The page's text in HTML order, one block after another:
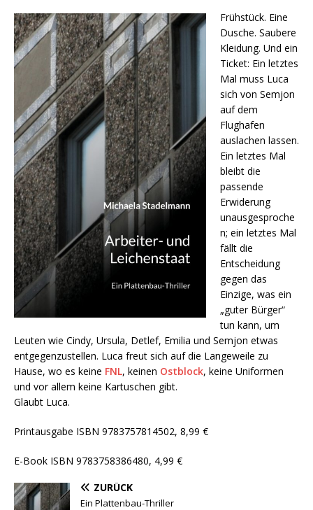
Frühstück. Eine
Dusche. Saubere
Kleidung. Und ein
Ticket: Ein letztes
Mal muss Luca
sich von Semjon
auf dem
Flughafen
auslachen lassen.
Ein letztes Mal
bleibt die
passende
Erwiderung
unausgesproche
n; ein letztes Mal
fällt die
Entscheidung
gegen das
Einzige, was ein
„guter Bürger“
tun kann, um
Leuten wie Cindy, Ursula, Detlef, Emilia und Semjon etwas
entgegenzustellen. Luca freut sich auf die Langeweile zu
Hause, wo es keine FNL, keinen Ostblock, keine Uniformen
und vor allem keine Kartuschen gibt.
Glaubt Luca.
Printausgabe ISBN 9783757814502, 8,99 €
E-Book ISBN 9783758386480, 4,99 €
ZURÜCK
Ein Plattenbau-Thriller